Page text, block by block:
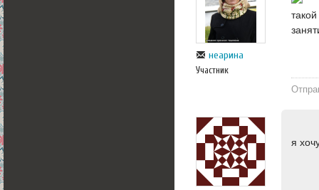
неарина
Участник
я